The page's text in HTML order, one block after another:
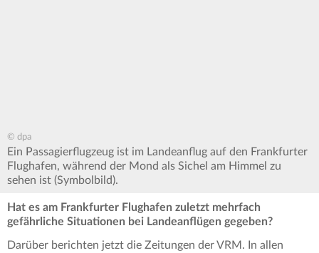
© dpa
Ein Passagierflugzeug ist im Landeanflug auf den Frankfurter
Flughafen, während der Mond als Sichel am Himmel zu
sehen ist (Symbolbild).
Hat es am Frankfurter Flughafen zuletzt mehrfach
gefährliche Situationen bei Landeanflügen gegeben?
Darüber berichten jetzt die Zeitungen der VRM. In allen